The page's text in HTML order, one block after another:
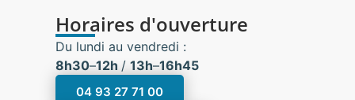
Horaires d'ouverture
Du lundi au vendredi :
8h30–12h / 13h–16h45
04 93 27 71 00